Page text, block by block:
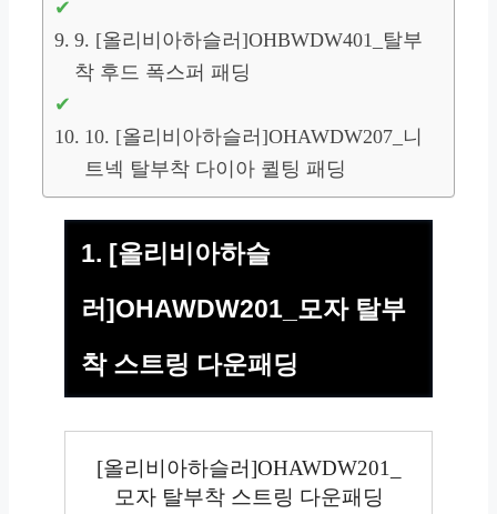
9. [올리비아하슬러]OHBWDW401_탈부
착 후드 폭스퍼 패딩
10. [올리비아하슬러]OHAWDW207_니
트넥 탈부착 다이아 퀼팅 패딩
1. [올리비아하슬
러]OHAWDW201_모자 탈부
착 스트링 다운패딩
[올리비아하슬러]OHAWDW201_
모자 탈부착 스트링 다운패딩